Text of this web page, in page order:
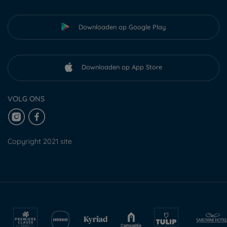
Downloaden op Google Play
Downloaden op App Store
VOLG ONS
Copyright 2021 site